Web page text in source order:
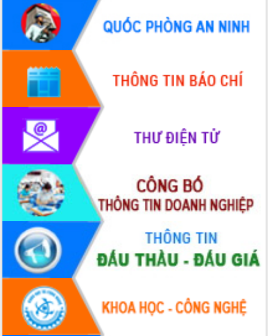
Họp báo thông tin về Hội nghị Công bố
Quy hoạch và Xúc tiến đầu tư tỉnh Đắk
Lắk
Khơi thông điểm nghẽn, đẩy nhanh
giải ngân vốn khắc phục thiên tai
HĐND tỉnh thông qua điều chỉnh Quy
hoạch tỉnh thời kỳ 2021-2030
Hội thảo góp ý hồ sơ điều chỉnh quy
hoạch tỉnh Đắk Lắk thời kỳ 2021-2030,
tầm nhìn đến năm 2050
Nâng cao hiệu quả hoạt động của các
doanh nghiệp nhà nước
Hội nghị triển khai kết nối mạng
truyền số liệu chuyên dùng phục vụ cơ
quan Đảng, Nhà nước
Lễ phát động chuỗi hoạt động chung
tay làm sạch môi trường
Xã Ea Kar bước chuyển mình trong
công tác cải cách hành chính mô hình
mới
UBND tỉnh họp báo định kỳ tháng 4
năm 2026
Hội thảo khoa học “Giải pháp thúc đẩy
phát triển nền kinh tế xanh tại tỉnh
Đắk Lắk”